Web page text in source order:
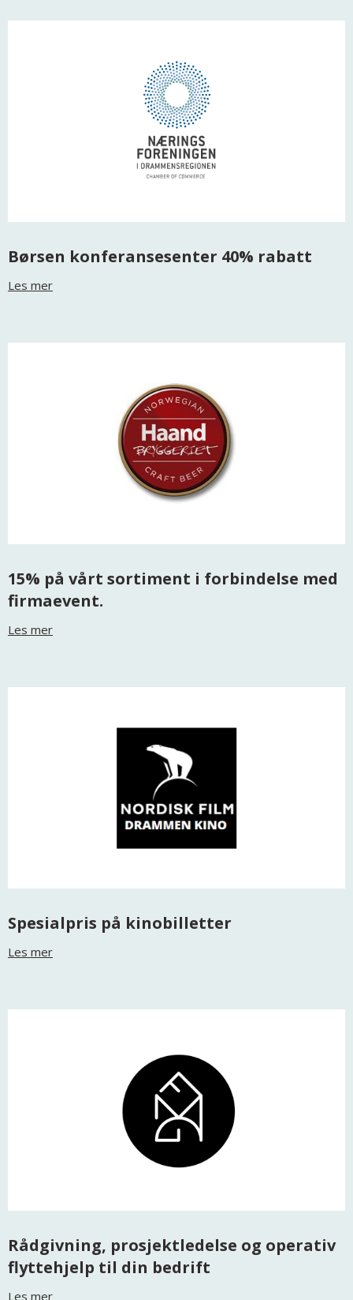
Børsen konferansesenter 40% rabatt
Les mer
15% på vårt sortiment i forbindelse med
firmaevent.
Les mer
Spesialpris på kinobilletter
Les mer
Rådgivning, prosjektledelse og operativ
flyttehjelp til din bedrift
Les mer